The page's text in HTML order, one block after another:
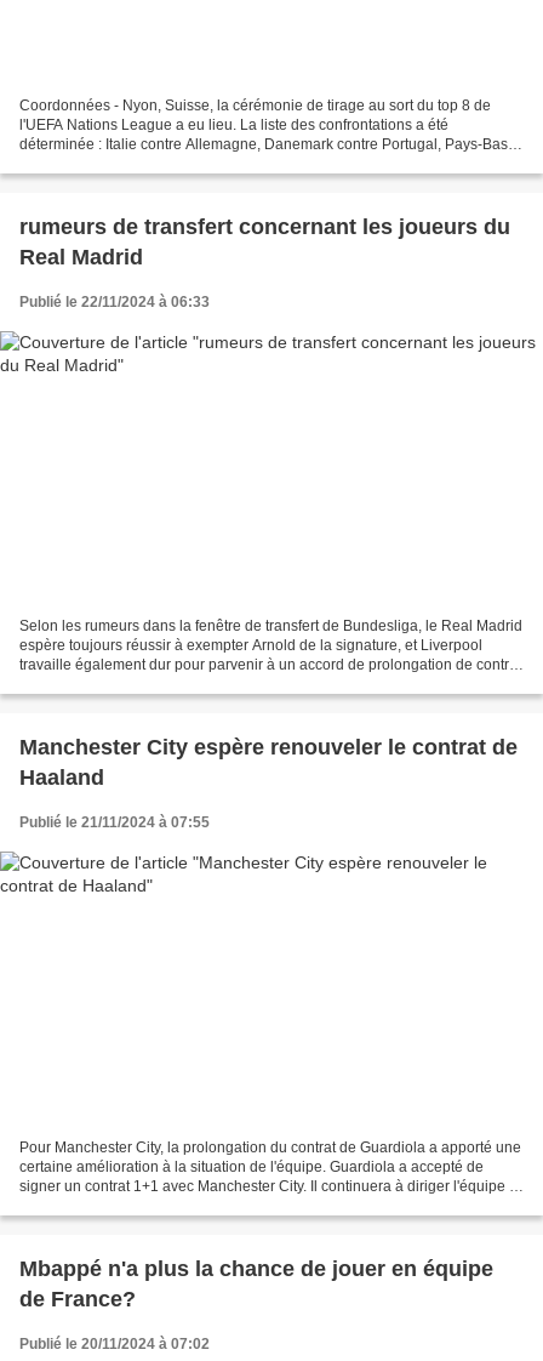
Coordonnées - Nyon, Suisse, la cérémonie de tirage au sort du top 8 de
l'UEFA Nations League a eu lieu. La liste des confrontations a été
déterminée : Italie contre Allemagne, Danemark contre Portugal, Pays-Bas
rumeurs de transfert concernant les joueurs du
Real Madrid
Publié le 22/11/2024 à 06:33
Selon les rumeurs dans la fenêtre de transfert de Bundesliga, le Real Madrid
espère toujours réussir à exempter Arnold de la signature, et Liverpool
travaille également dur pour parvenir à un accord de prolongation de contrat
Manchester City espère renouveler le contrat de
Haaland
Publié le 21/11/2024 à 07:55
Pour Manchester City, la prolongation du contrat de Guardiola a apporté une
certaine amélioration à la situation de l'équipe. Guardiola a accepté de
signer un contrat 1+1 avec Manchester City. Il continuera à diriger l'équipe et
Mbappé n'a plus la chance de jouer en équipe
de France?
Publié le 20/11/2024 à 07:02